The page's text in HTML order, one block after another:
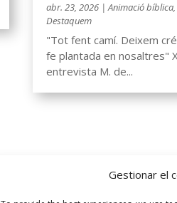
Gestionar el
abr. 23, 2026|Animació bíblica,
Destaquem
"Tot fent camí. Deixem
fe plantada en nosaltres"
entrevista M. de...